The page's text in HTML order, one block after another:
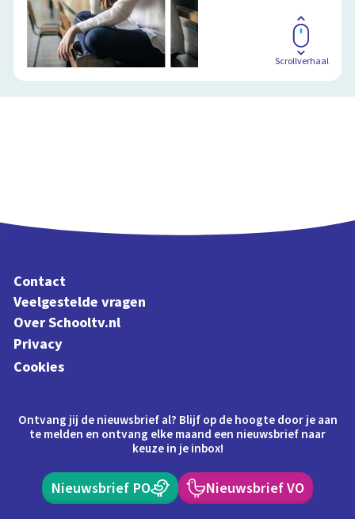
Scrollverhaal
Contact
Veelgestelde vragen
Over Schooltv.nl
Privacy
Cookies
Ontvang jij de nieuwsbrief al? Blijf op de hoogte door je aan
te melden en ontvang elke maand een nieuwsbrief naar
keuze in je inbox!
Nieuwsbrief PO Nieuwsbrief VO